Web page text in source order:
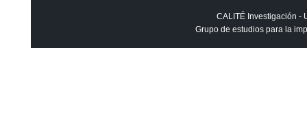
CALITÉ Investigación -
Grupo de estudios para la